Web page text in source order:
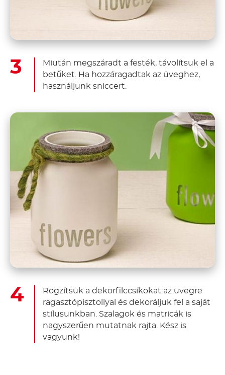
Miután megszáradt a festék, távolítsuk el a
betűket. Ha hozzáragadtak az üveghez,
használjunk sniccert.
Rögzítsük a dekorfilccsíkokat az üvegre
ragasztópisztollyal és dekoráljuk fel a saját
stílusunkban. Szalagok és matricák is
nagyszerűen mutatnak rajta. Kész is
vagyunk!